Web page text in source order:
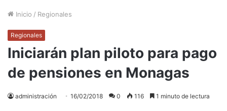
Inicio / Regionales
Regionales
Iniciarán plan piloto para pago
de pensiones en Monagas
administración 16/02/2018 0 116 1 minuto de lectura